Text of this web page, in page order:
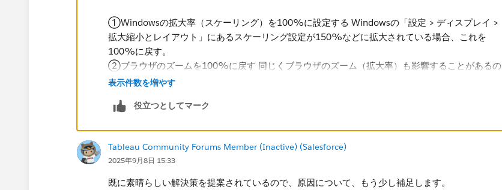
①Windowsの拡大率（スケーリング）を100%に設定する Windowsの「設定 > ディスプレイ >
拡大縮小とレイアウト」にあるスケーリング設定が150%などに拡大されている場合、これを
100%に戻す。
②ブラウザのズームを100%に戻す 同じくブラウザのズーム（拡大率）も影響することがあるの
で、Ctrl + 0（またはCommand + 0）でズームを100%にリセット
もあるため、Microsoft Edgeなど、他のブラウザで同じ操作を行ってみる（原因の切り分けの意味
ールを抑える ・コンテナの高さを固定し、画面内に収まるようレイアウトを調整する ・パラメー
タやナビゲーションボタンで表示を切り替える構成に変更する
表示件数を増やす
役立つとしてマーク
Tableau Community Forums Member (Inactive) (Salesforce)
2025年9月8日 15:33
既に素晴らしい解決策を提案されているので、原因について、もう少し補足します。